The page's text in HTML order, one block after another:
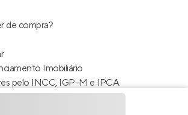
de compra?
Imobiliário
pelo INCC, IGP-M e IPCA
do condomínio